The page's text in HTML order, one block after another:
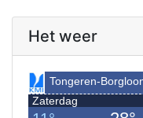
Het weer